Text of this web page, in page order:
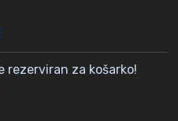
rezerviran za košarko!